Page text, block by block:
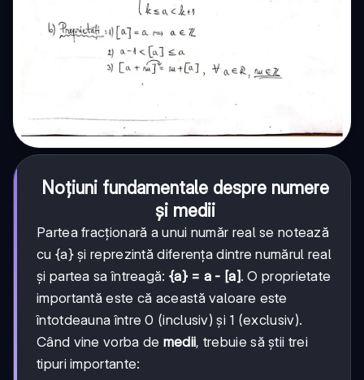
Noțiuni fundamentale despre numere
și medii
Partea fracționară a unui număr real se notează
cu {a} și reprezintă diferența dintre numărul real
și partea sa întreagă: {a} = a - [a]. O proprietate
importantă este că această valoare este
întotdeauna între 0 (inclusiv) și 1 (exclusiv).
Când vine vorba de medii, trebuie să știi trei
tipuri importante: